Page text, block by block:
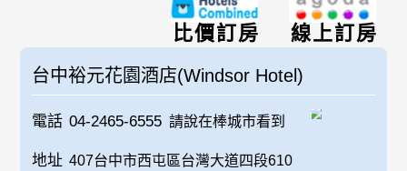
線上訂房
比價訂房
台中裕元花園酒店(Windsor Hotel)
電話 04-2465-6555 請說在棒城市看到
地址 407台中市西屯區台灣大道四段610